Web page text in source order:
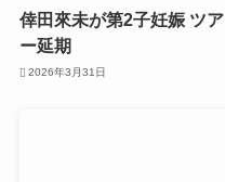
倖田來未が第2子妊娠 ツア
ー延期
2026年3月31日